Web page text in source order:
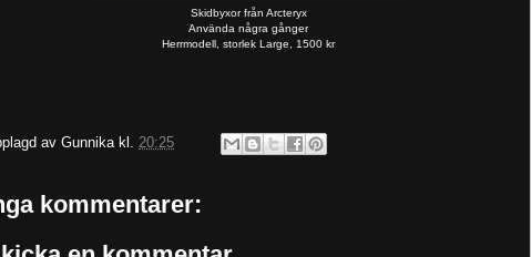
Skidbyxor från Arcteryx
Använda några gånger
Herrmodell, storlek Large, 1500 kr
av Gunnika kl. 20:25
kommentarer: